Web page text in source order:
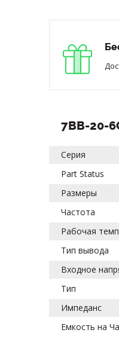
7BB-20-
Серия
Part Status
Размеры
Частота
Рабочая
Тип вывода
Входное
Тип
Импеданс
Емкость на